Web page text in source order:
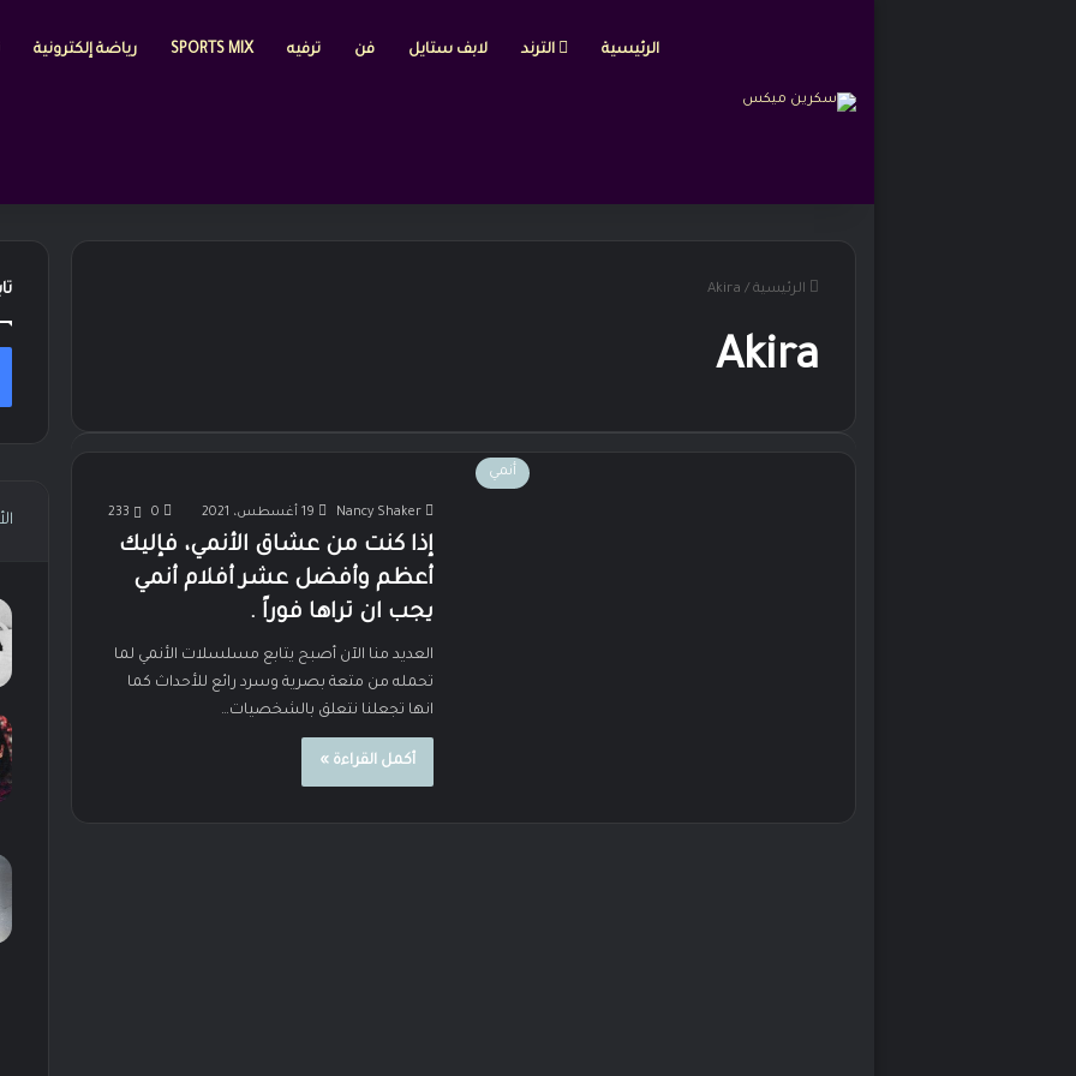
الرئيسية الترند لابف ستايل فن ترفيه SPORTS MIX رياضة إلكترونية
الرئيسية /
Akira
Akira
أنمي
Nancy Shaker 19 أغسطس، 2021 0
233
إذا كنت من عشاق الأنمي، فإليك
أعظم وأفضل عشر أفلام أنمي
يجب ان تراها فوراً .
العديد منا الآن أصبح يتابع مسلسلات الأنمي لما
تحمله من متعة بصرية وسرد رائع للأحداث كما
انها تجعلنا نتعلق بالشخصيات…
أكمل القراءة »